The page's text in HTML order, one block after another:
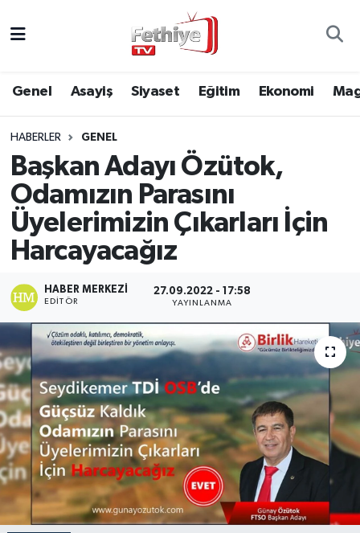
Genel Asayiş Siyaset Eğitim Ekonomi
HABERLER GENEL
Başkan Adayı Özütok,
Odamızın Parasını
Üyelerimizin Çıkarları İçin
Harcayacağız
HABER MERKEZI
EDITÖR
27.09.2022 - 17:58
YAYINLANMA
Asayiş
Eğitim
Ekonomi
Kültür
Magazin
Spor
Turizm
Muğla Hava Durumu
Muğla Namaz Vakitleri
Muğla Trafik Yoğunluk Haritası
Süper Lig Puan Durumu ve Fikstür
Tüm Manşetler
Son Dakika Haberleri
Haber Arşivi